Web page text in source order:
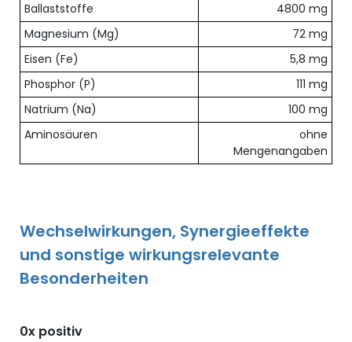
Ballaststoffe
4800 mg
Magnesium (Mg)
72 mg
Eisen (Fe)
5,8 mg
Phosphor (P)
111 mg
Natrium (Na)
100 mg
Aminosäuren
ohne
Mengenangaben
Wechselwirkungen, Synergieeffekte
und sonstige wirkungsrelevante
Besonderheiten
0x positiv